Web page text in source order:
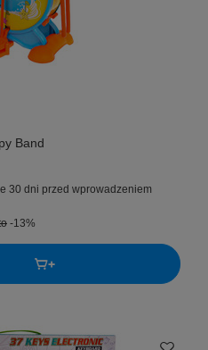
Band
30 dni przed wprowadzeniem
-13%